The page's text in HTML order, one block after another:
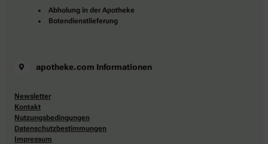
Abholung in der Apotheke
Botendienstlieferung
apotheke.com Informationen
Newsletter
Kontakt
Nutzungsbedingungen
Datenschutzbestimmungen
Impressum